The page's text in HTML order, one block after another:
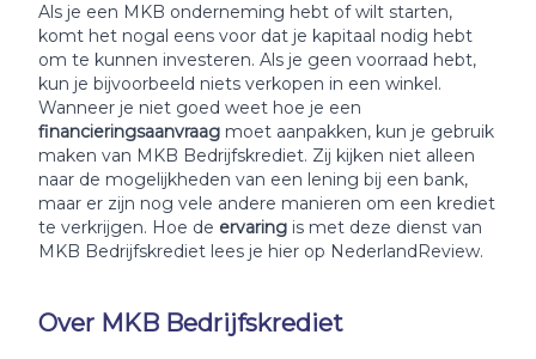
Als je een MKB onderneming hebt of wilt starten,
komt het nogal eens voor dat je kapitaal nodig hebt
om te kunnen investeren. Als je geen voorraad hebt,
kun je bijvoorbeeld niets verkopen in een winkel.
Wanneer je niet goed weet hoe je een
financieringsaanvraag moet aanpakken, kun je gebruik
maken van MKB Bedrijfskrediet. Zij kijken niet alleen
naar de mogelijkheden van een lening bij een bank,
maar er zijn nog vele andere manieren om een krediet
te verkrijgen. Hoe de ervaring is met deze dienst van
MKB Bedrijfskrediet lees je hier op NederlandReview.
Over MKB Bedrijfskrediet